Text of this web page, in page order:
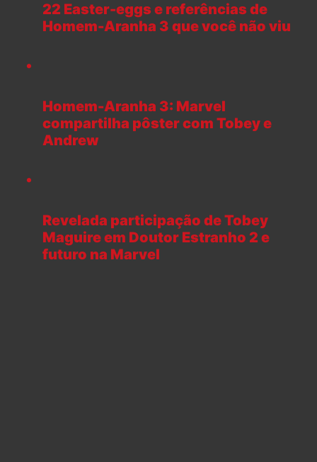
22 Easter-eggs e referências de
Homem-Aranha 3 que você não viu
Homem-Aranha 3: Marvel
compartilha pôster com Tobey e
Andrew
Revelada participação de Tobey
Maguire em Doutor Estranho 2 e
futuro na Marvel